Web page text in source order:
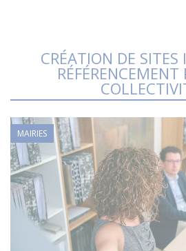
CRÉATION DE
RÉFÉRENCEMENT
MAIRIES